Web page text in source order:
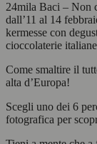
24mila Baci – Non
dall’11 al 14
kermesse con
cioccolaterie
Come smaltire il
alta d’Europa!
Scegli uno dei 6
fotografica per